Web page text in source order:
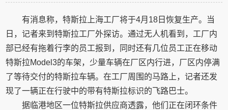
有消息称，特斯拉上海工厂将于4月18日恢复生产。当
日，记者来到特斯拉工厂外探访。通过无人机看到，工厂内
部已经有拖着行李的员工报到，同时还有几位员工正在移动
特斯拉Model3的车架，少量车辆在厂区内行进，厂区内停满
了等待交付的特斯拉车辆。在工厂周围的马路上，记者还发
现了一辆正在行驶中的带有特斯拉标识的飞路巴士。
据临港地区一位特斯拉供应商透露，他们正在闭环条件